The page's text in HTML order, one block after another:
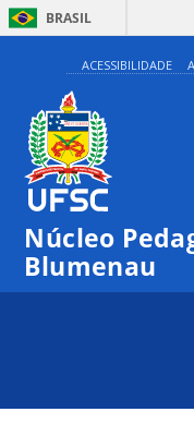
BRASIL
ACESSIBILIDADE
Núcleo
Blumenau